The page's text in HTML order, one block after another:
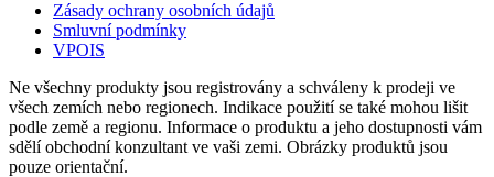
Zásady ochrany osobních údajů
Smluvní podmínky
VPOIS
Ne všechny produkty jsou registrovány a schváleny k prodeji ve
všech zemích nebo regionech. Indikace použití se také mohou lišit
podle země a regionu. Informace o produktu a jeho dostupnosti vám
sdělí obchodní konzultant ve vaši zemi. Obrázky produktů jsou
pouze orientační.